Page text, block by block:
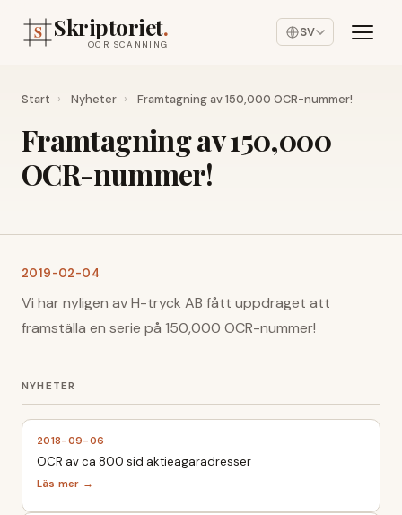
Skriptoriet.
OCR SCANNING
SV
Start › Nyheter › Framtagning av 150,000 OCR-nummer!
Framtagning av 150,000
OCR-nummer!
2019-02-04
Vi har nyligen av H-tryck AB fått uppdraget att
framställa en serie på 150,000 OCR-nummer!
2018-09-06
OCR av ca 800 sid aktieägaradresser